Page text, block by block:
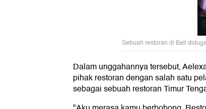
Sebuah restoran di Bali
Dalam unggahannya tersebut,
pihak restoran dengan salah satu
sebagai sebuah restoran Timur